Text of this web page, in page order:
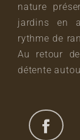
nature
jardins en
rythme de
Au retour
détente